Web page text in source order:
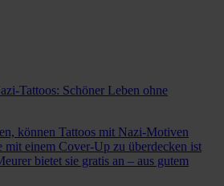
Tattoos: Schöner Leben ohne
können Tattoos mit Nazi-Motiven
mit einem Cover-Up zu überdecken ist
bietet sie gratis an – aus gutem